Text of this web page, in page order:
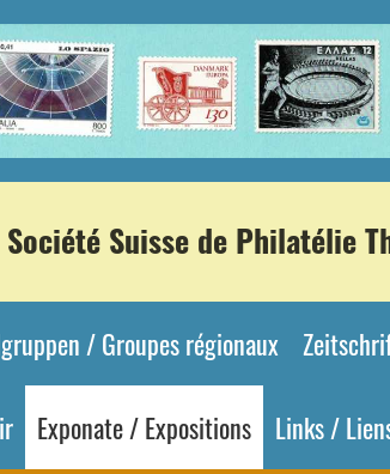
Suisse de Philatélie
/ Groupes régionaux
Exponate / Expositions Links /